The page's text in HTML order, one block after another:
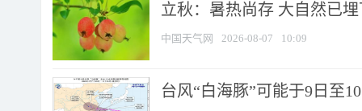
立秋：暑热尚存 大自然已
中国天气网 2026-08-07 10:09
台风“白海豚”可能于9日至